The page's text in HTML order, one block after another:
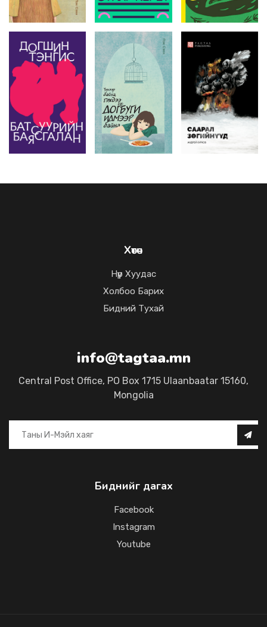
Хөтөч
Нүүр Хуудас
Холбоо Барих
Бидний Тухай
info@tagtaa.mn
Central Post Office, PO Box 1715 Ulaanbaatar 15160,
Mongolia
Биднийг дагах
Facebook
Instagram
Youtube